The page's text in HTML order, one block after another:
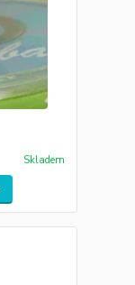
Skladem